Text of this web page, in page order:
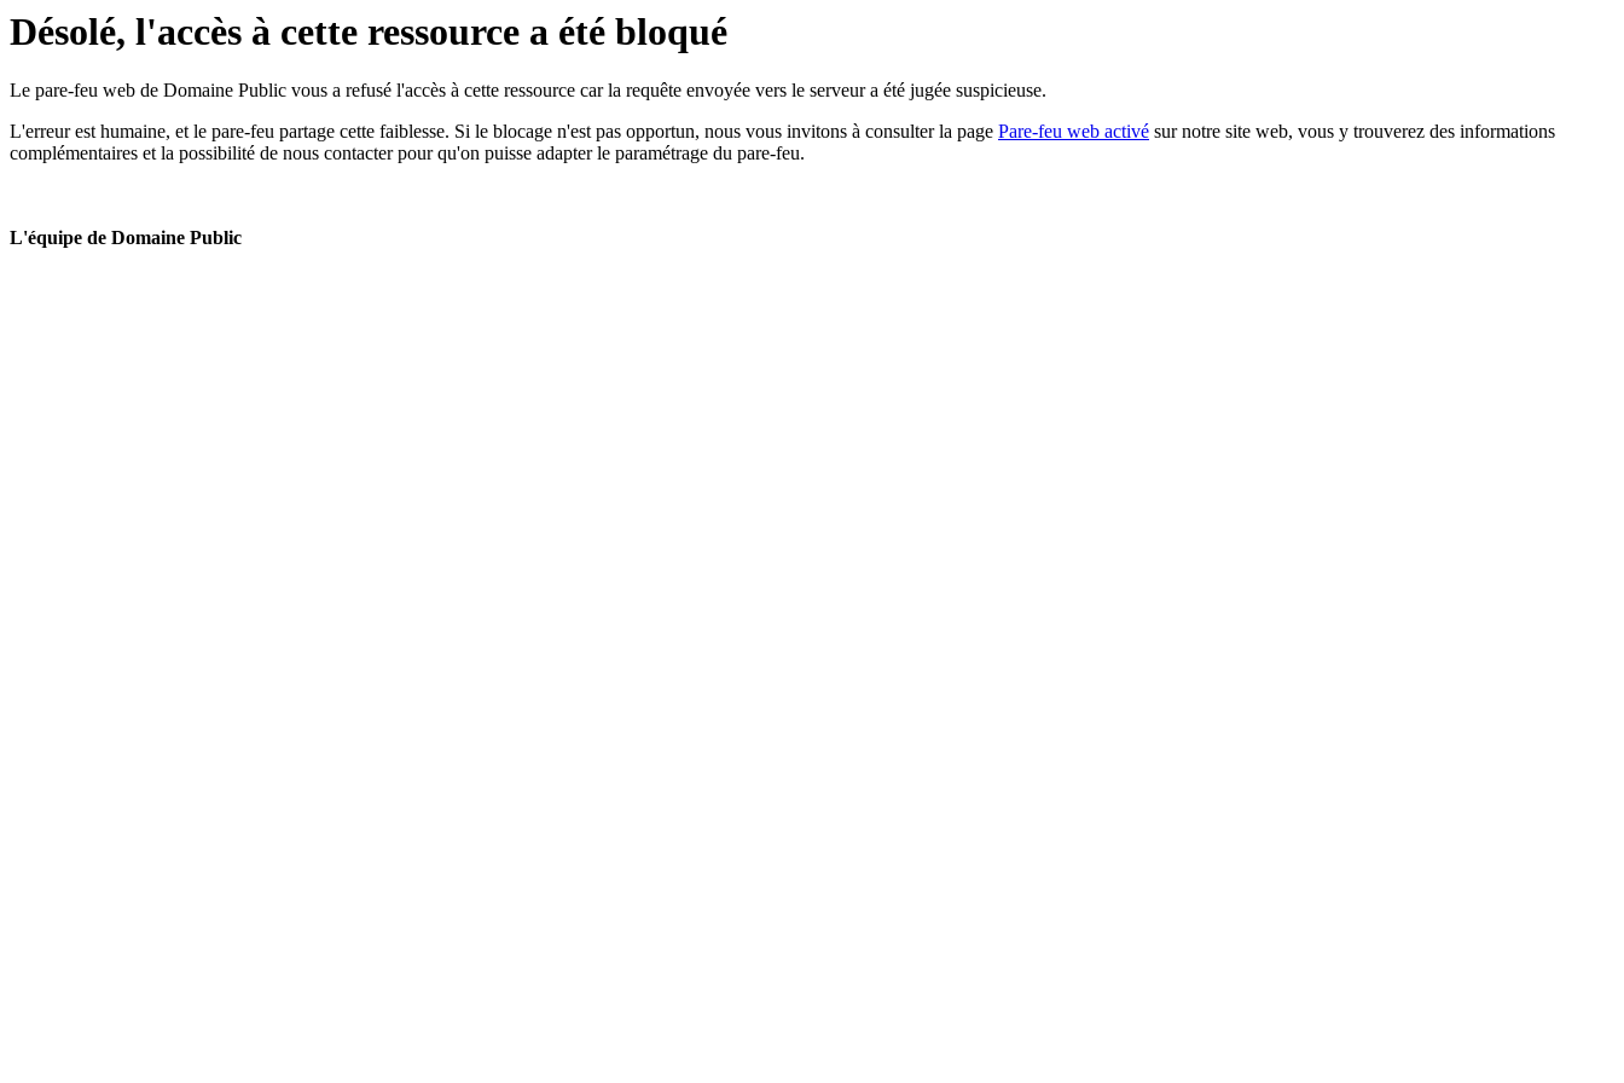
Désolé, l'accès à cette ressource a été bloqué
Le pare-feu web de Domaine Public vous a refusé l'accès à cette ressource car la requête envoyée vers le serveur a été jugée suspicieuse.
L'erreur est humaine, et le pare-feu partage cette faiblesse. Si le blocage n'est pas opportun, nous vous invitons à consulter la page Pare-feu web activé sur notre site web, vous y trouverez des informations
complémentaires et la possibilité de nous contacter pour qu'on puisse adapter le paramétrage du pare-feu.
L'équipe de Domaine Public